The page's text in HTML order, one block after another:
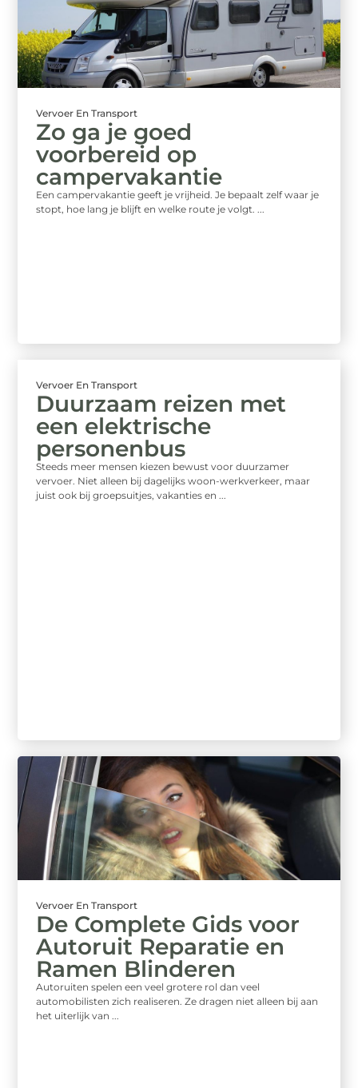
Vervoer En Transport
Zo ga je goed
voorbereid op
campervakantie
Een campervakantie geeft je vrijheid. Je bepaalt zelf waar je
stopt, hoe lang je blijft en welke route je volgt. ...
Vervoer En Transport
Duurzaam reizen met
een elektrische
personenbus
Steeds meer mensen kiezen bewust voor duurzamer
vervoer. Niet alleen bij dagelijks woon-werkverkeer, maar
juist ook bij groepsuitjes, vakanties en ...
Vervoer En Transport
De Complete Gids voor
Autoruit Reparatie en
Ramen Blinderen
Autoruiten spelen een veel grotere rol dan veel
automobilisten zich realiseren. Ze dragen niet alleen bij aan
het uiterlijk van ...